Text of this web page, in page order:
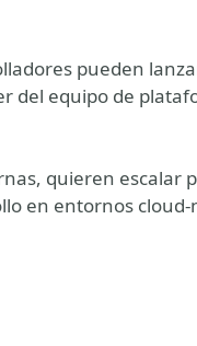
pueden
del equipo de
quieren escalar
en entornos cloud-